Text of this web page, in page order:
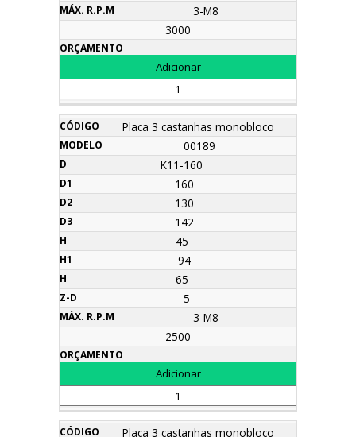
3-M8
3000
Placa 3 castanhas monobloco
00189
K11-160
160
130
142
45
94
65
5
3-M8
2500
Placa 3 castanhas monobloco